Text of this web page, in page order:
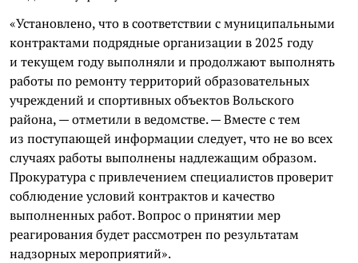
«Установлено, что в соответствии с муниципальными
контрактами подрядные организации в 2025 году
и текущем году выполняли и продолжают выполнять
работы по ремонту территорий образовательных
учреждений и спортивных объектов Вольского
района, — отметили в ведомстве. — Вместе с тем
из поступающей информации следует, что не во всех
случаях работы выполнены надлежащим образом.
Прокуратура с привлечением специалистов проверит
соблюдение условий контрактов и качество
выполненных работ. Вопрос о принятии мер
реагирования будет рассмотрен по результатам
надзорных мероприятий».